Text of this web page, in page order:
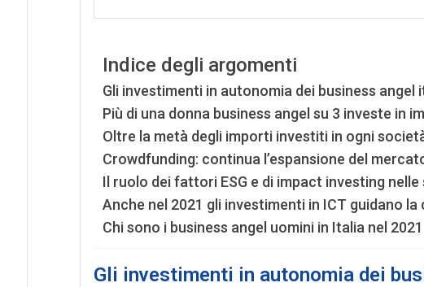
Indice degli argomenti
Gli investimenti in autonomia dei business angel
Più di una donna business angel su 3 investe in
Oltre la metà degli importi investiti in ogni
Crowdfunding: continua l’espansione del
Il ruolo dei fattori ESG e di impact investing
Anche nel 2021 gli investimenti in ICT guidano la
Chi sono i business angel uomini in Italia nel 2021
Gli investimenti in autonomia dei